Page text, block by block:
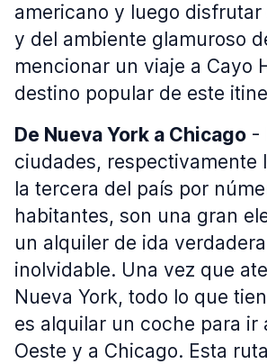
americano y luego disfrutar
y del ambiente glamuroso
mencionar un viaje a Cayo
destino popular de este
De Nueva York a Chicago -
ciudades, respectivamente
la tercera del país por
habitantes, son una gran
un alquiler de ida
inolvidable. Una vez que
Nueva York, todo lo que
es alquilar un coche para ir
Oeste y a Chicago. Esta